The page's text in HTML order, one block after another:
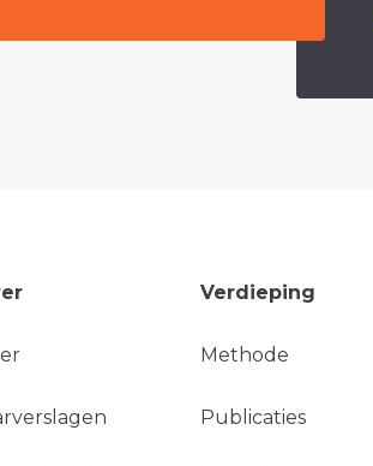
Verdieping
Methode
Publicaties